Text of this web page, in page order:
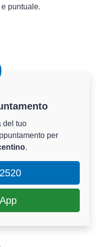
puntuale.
del tuo
per
.